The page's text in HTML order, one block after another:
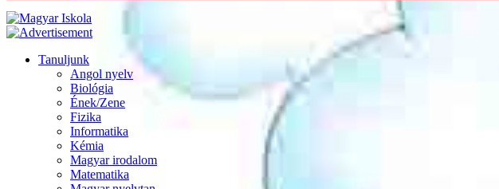
Tanuljunk
Angol nyelv
Biológia
Ének/Zene
Fizika
Informatika
Kémia
Magyar irodalom
Matematika